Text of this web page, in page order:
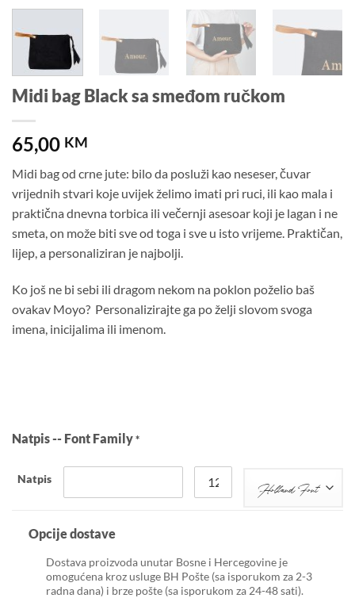
Midi bag Black sa smeđom ručkom
65,00 KM
Midi bag od crne jute: bilo da posluži kao neseser, čuvar
vrijednih stvari koje uvijek želimo imati pri ruci, ili kao mala i
praktična dnevna torbica ili večernji asesoar koji je lagan i ne
smeta, on može biti sve od toga i sve u isto vrijeme. Praktičan,
lijep, a personaliziran je najbolji.
Ko još ne bi sebi ili dragom nekom na poklon poželio baš
ovakav Moyo? Personalizirajte ga po želji slovom svoga
imena, inicijalima ili imenom.
Natpis -- Font Family*
Natpis
Holland Font
Opcije dostave
Dostava proizvoda unutar Bosne i Hercegovine je
omogućena kroz usluge BH Pošte (sa isporukom za 2-3
radna dana) i brze pošte (sa isporukom za 24-48 sati).